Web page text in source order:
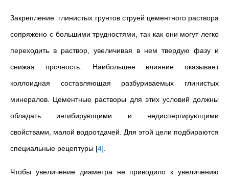
Закрепление глинистых грунтов струей цементного раствора
сопряжено с большими трудностями, так как они могут легко
переходить в раствор, увеличивая в нем твердую фазу и
снижая прочность. Наибольшее влияние оказывает
коллоидная составляющая разбуриваемых глинистых
минералов. Цементные растворы для этих условий должны
обладать ингибирующими и недиспергирующими
свойствами, малой водоотдачей. Для этой цели подбираются
специальные рецептуры [4]
Чтобы увеличение диаметра не приводило к увеличению